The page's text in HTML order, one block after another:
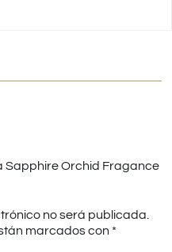
Sapphire Orchid Fragance
no será publicada.
marcados con *